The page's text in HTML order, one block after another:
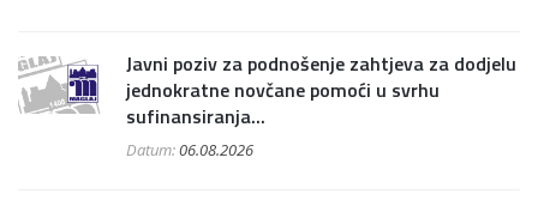
Javni poziv za podnošenje zahtjeva za dodjelu
jednokratne novčane pomoći u svrhu
sufinansiranja...
Datum:06.08.2026